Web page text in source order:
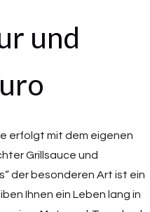
und
erfolgt mit dem eigenen
Grillsauce und
der besonderen Art ist ein
Ihnen ein Leben lang in